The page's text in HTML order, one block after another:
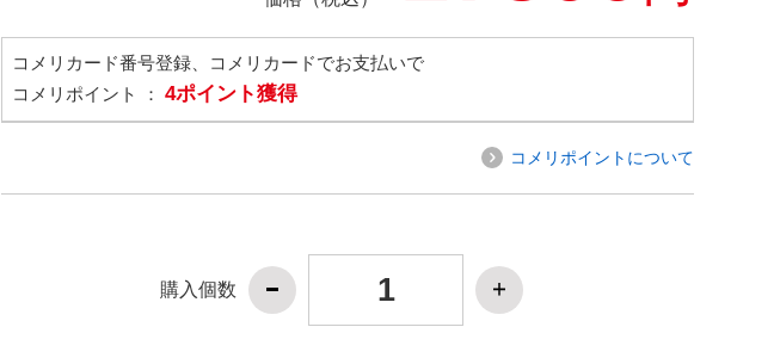
コメリカード番号登録、コメリカードでお支払いで
コメリポイント ： 4ポイント獲得
コメリポイントについて
購入個数